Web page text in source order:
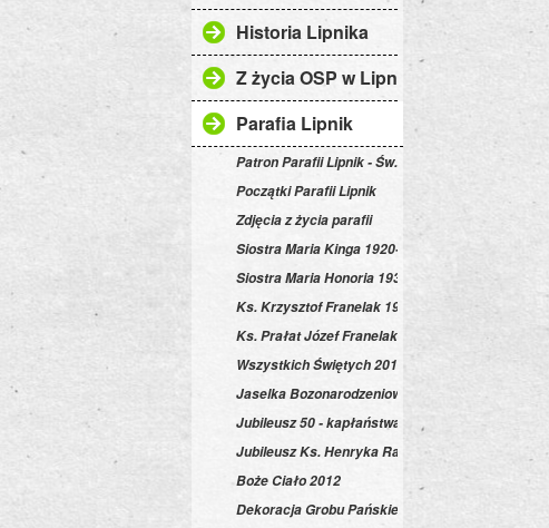
Historia Lipnika
Z życia OSP w Lipniku
Parafia Lipnik
Patron Parafii Lipnik - Św. Andrzej Bobola
Początki Parafii Lipnik
Zdjęcia z życia parafii
Siostra Maria Kinga 1920-2008
Siostra Maria Honoria 1934-2010
Ks. Krzysztof Franelak 1976-2008
Ks. Prałat Józef Franelak 1936-2015
Wszystkich Świętych 2011
Jaselka Bozonarodzeniowe 2012
Jubileusz 50 - kapłaństwa ks. Józefa Franelaka
Jubileusz Ks. Henryka Rabendy
Boże Ciało 2012
Dekoracja Grobu Pańskiego 2013